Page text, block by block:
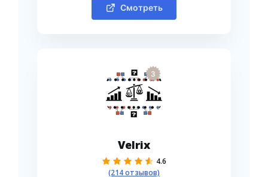
Смотреть
3
Velrix
4.6
(214 отзывов)